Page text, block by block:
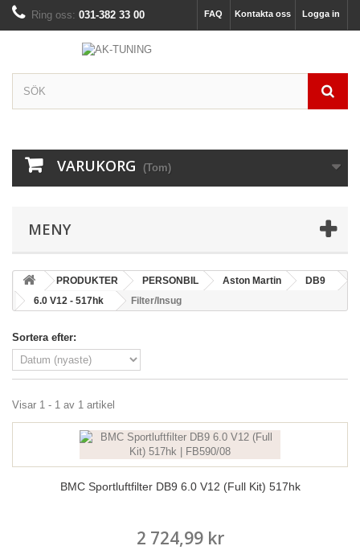
Logga in
Kontakta oss
FAQ
Ring oss: 031-382 33 00
VARUKORG (Tom)
MENY
PRODUKTER PERSONBIL Aston Martin
DB9
6.0 V12 - 517hk
Filter/Insug
Sortera efter:
Visar 1 - 1 av 1 artikel
BMC Sportluftfilter DB9 6.0 V12 (Full Kit) 517hk
2 724,99 kr